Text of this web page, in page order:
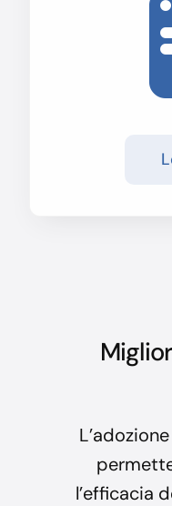
l’efficacia